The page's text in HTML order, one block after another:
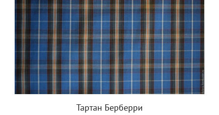
Тартан Берберри